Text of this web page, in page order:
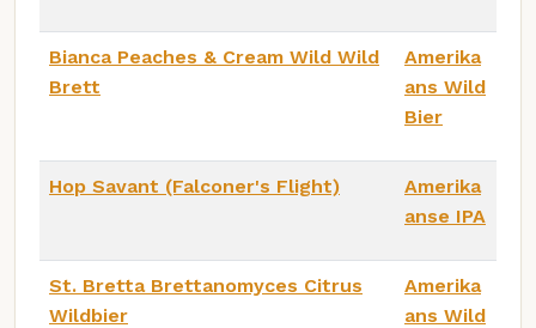
Bianca Peaches & Cream Wild Wild
Brett
Amerika
ans Wild
Bier
Hop Savant (Falconer's Flight)
Amerika
anse IPA
St. Bretta Brettanomyces Citrus
Wildbier
Amerika
ans Wild